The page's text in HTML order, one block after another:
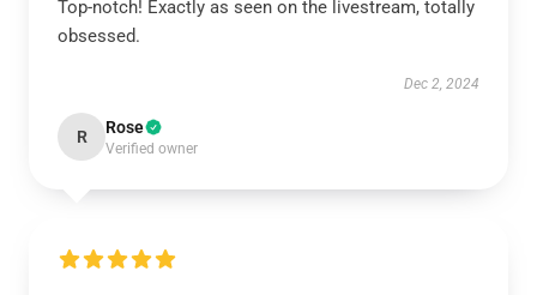
Top-notch! Exactly as seen on the livestream, totally
obsessed.
Dec 2, 2024
R Rose
Verified owner